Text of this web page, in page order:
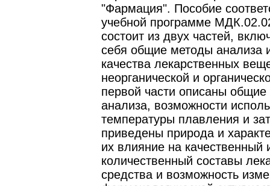
"Фармация". Пособие
учебной программе
состоит из двух частей,
себя общие методы анализа
качества лекарственных
неорганической и
первой части описаны
анализа, возможности
температуры плавления и
приведены природа и
их влияние на качественный
количественный составы
средства и возможность